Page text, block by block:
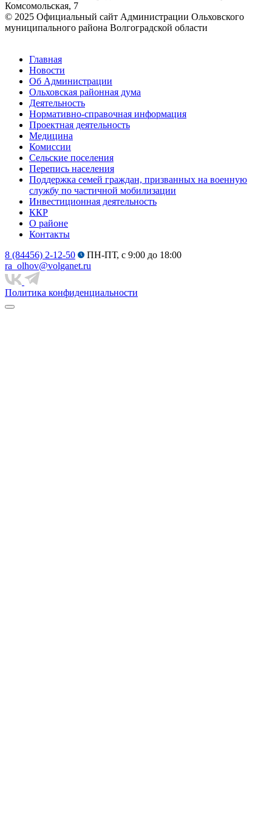
Комсомольская, 7
© 2025 Официальный сайт Администрации Ольховского
муниципального района Волгоградской области
Главная
Новости
Об Администрации
Ольховская районная дума
Деятельность
Нормативно-справочная информация
Проектная деятельность
Медицина
Комиссии
Сельские поселения
Перепись населения
Поддержка семей граждан, призванных на военную
службу по частичной мобилизации
Инвестиционная деятельность
ККР
О районе
Контакты
8 (84456) 2-12-50
ПН-ПТ, с 9:00 до 18:00
ra_olhov@volganet.ru
Политика конфиденциальности